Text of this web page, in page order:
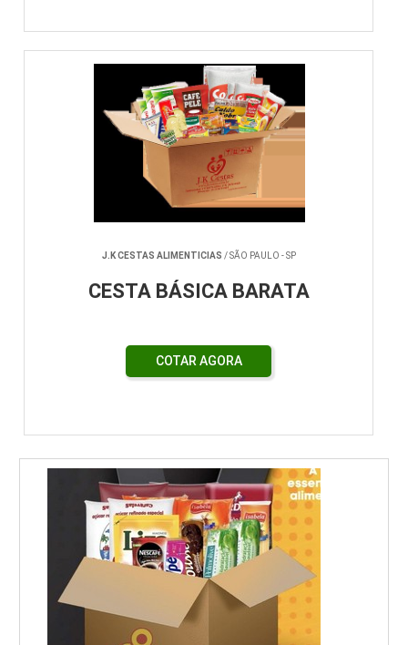
J.K CESTAS ALIMENTICIAS / SÃO PAULO - SP
CESTA BÁSICA BARATA
COTAR AGORA